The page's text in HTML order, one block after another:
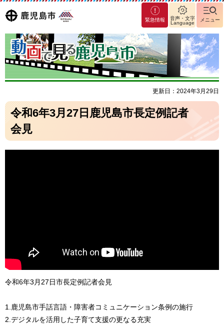
鹿児島
市
マグ
マシ
ティ
鹿児
島市
緊急情報
音声・文字
Language
メニュー
更新日：2024年3月29日
令和6年3月27日鹿児島市長定例記者
会見
令和6年3月27日市長定例記者会見
1.鹿児島市手話言語・障害者コミュニケーション条例の施行
2.デジタルを活用した子育て支援の更なる充実